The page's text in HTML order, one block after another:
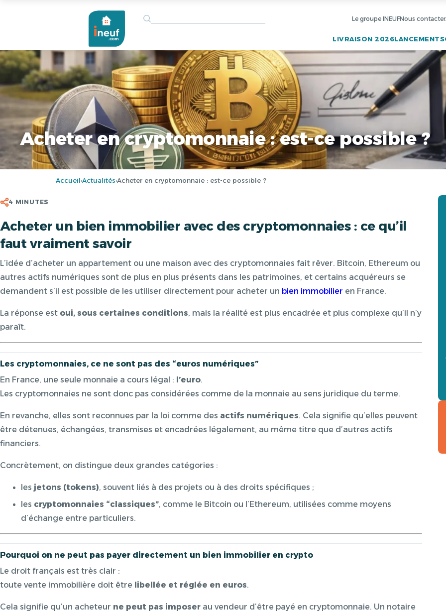
Le groupe INEUFNous contacter
LIVRAISON 2026LANCEMENTS
Acheter en cryptomonnaie : est-ce possible ?
Accueil›Actualités›Acheter en cryptomonnaie : est-ce possible ?
4 MINUTES
Acheter un bien immobilier avec des cryptomonnaies : ce qu’il
faut vraiment savoir
L’idée d’acheter un appartement ou une maison avec des cryptomonnaies fait rêver. Bitcoin, Ethereum ou
autres actifs numériques sont de plus en plus présents dans les patrimoines, et certains acquéreurs se
demandent s’il est possible de les utiliser directement pour acheter un bien immobilier en France.
La réponse est oui, sous certaines conditions, mais la réalité est plus encadrée et plus complexe qu’il n’y
paraît.
Les cryptomonnaies, ce ne sont pas des “euros numériques”
En France, une seule monnaie a cours légal : l’euro.
Les cryptomonnaies ne sont donc pas considérées comme de la monnaie au sens juridique du terme.
En revanche, elles sont reconnues par la loi comme des actifs numériques. Cela signifie qu’elles peuvent
être détenues, échangées, transmises et encadrées légalement, au même titre que d’autres actifs
financiers.
Concrètement, on distingue deux grandes catégories :
les jetons (tokens), souvent liés à des projets ou à des droits spécifiques ;
les cryptomonnaies “classiques”, comme le Bitcoin ou l’Ethereum, utilisées comme moyens
d’échange entre particuliers.
Pourquoi on ne peut pas payer directement un bien immobilier en crypto
Le droit français est très clair :
toute vente immobilière doit être libellée et réglée en euros.
Cela signifie qu’un acheteur ne peut pas imposer au vendeur d’être payé en cryptomonnaie. Un notaire